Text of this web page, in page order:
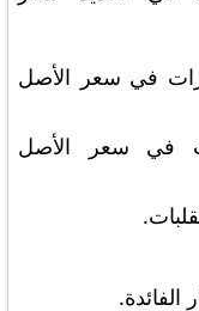
في سعر الأصل
في سعر الأصل